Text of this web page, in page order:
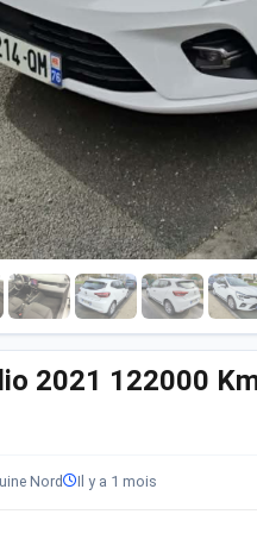
2021 122000
Nord Il y a 1 mois